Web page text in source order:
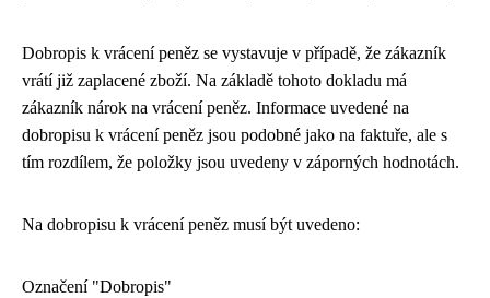
Dobropis k vrácení peněz se vystavuje v případě, že zákazník
vrátí již zaplacené zboží. Na základě tohoto dokladu má
zákazník nárok na vrácení peněz. Informace uvedené na
dobropisu k vrácení peněz jsou podobné jako na faktuře, ale s
tím rozdílem, že položky jsou uvedeny v záporných hodnotách.
Na dobropisu k vrácení peněz musí být uvedeno:
Označení "Dobropis"